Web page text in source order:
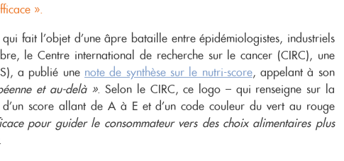
».
fait l’objet d’une âpre bataille entre épidémiologistes, industriels
le Centre international de recherche sur le cancer (CIRC), une
a publié une note de synthèse sur le nutri-score, appelant à son
et au-delà ». Selon le CIRC, ce logo – qui renseigne sur la
d’un score allant de A à E et d’un code couleur du vert au rouge
pour guider le consommateur vers des choix alimentaires plus